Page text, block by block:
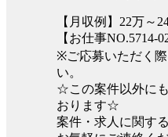
【月収例】22万～
【お仕事NO.5714-02
※ご応募いただく
い。
☆この案件以外に
おります☆
案件・求人に関す